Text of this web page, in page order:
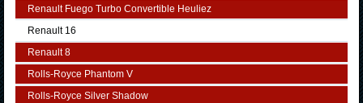
Renault Fuego Turbo Convertible Heuliez
Renault 16
Renault 8
Rolls-Royce Phantom V
Rolls-Royce Silver Shadow